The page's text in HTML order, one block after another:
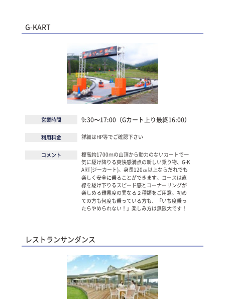
G-KART
営業時間 9:30〜17:00（Gカート上り最終16:00）
利用料金 詳細はHP等でご確認下さい
コメント
標高約1700ｍの山頂から動力のないカートで一
気に駆け降りる爽快感満点の新しい乗り物、G-K
ART(ジーカート)。身長120㎝以上ならだれでも
楽しく安全に乗ることができます。コースは直
線を駆け下りるスピード感とコーナーリングが
楽しめる難易度の異なる２種類をご用意。初め
ての方も何度も乗っている方も、「いち度乗っ
たらやめられない！」楽しみ方は無限大です！
レストランサンダンス